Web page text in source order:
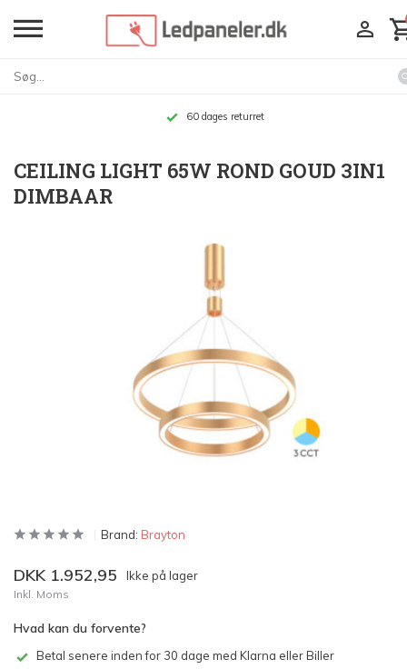
60 dages returret
CEILING LIGHT 65W ROND GOUD 3IN1
DIMBAAR
Brand: Brayton
DKK 1.952,95 Ikke på lager
Inkl. Moms
Hvad kan du forvente?
Betal senere inden for 30 dage med Klarna eller Biller